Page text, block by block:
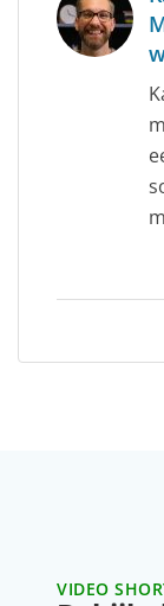
VIDEO